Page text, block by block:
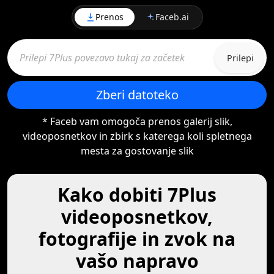
Prenos Faceb.ai
Prilepi
Zberi datoteko
* Faceb vam omogoča prenos galerij slik,
videoposnetkov in zbirk s katerega koli spletnega
mesta za gostovanje slik
Kako dobiti 7Plus
videoposnetkov,
fotografije in zvok na
vašo napravo